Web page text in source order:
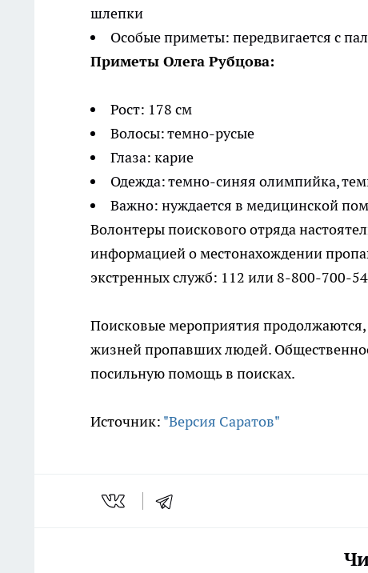
шлепки
Особые приметы: передвигается с
Приметы Олега Рубцова:
Рост: 178 см
Волосы: темно-русые
Глаза: карие
Одежда: темно-синяя олимпийка,
Важно: нуждается в медицинской
Волонтеры поискового отряда
информацией о местонахождении
экстренных служб: 112 или 8-800-700-
Поисковые мероприятия
жизней пропавших людей.
посильную помощь в поисках.
Источник: "Версия Саратов"